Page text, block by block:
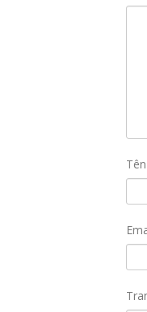
Tên